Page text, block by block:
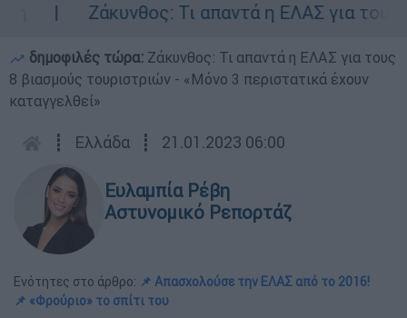
Ζάκυνθος: Τι απαντά η ΕΛΑΣ για τους 8
δημοφιλές τώρα: Ζάκυνθος: Τι απαντά η ΕΛΑΣ για τους
8 βιασμούς τουριστριών - «Μόνο 3 περιστατικά έχουν
καταγγελθεί»
┋ Ελλάδα ┋ 21.01.2023 06:00
Ευλαμπία Ρέβη
Αστυνομικό Ρεπορτάζ
Ενότητες στο άρθρο: 📌 Απασχολούσε την ΕΛΑΣ από το 2016!
📌 «Φρούριο» το σπίτι του